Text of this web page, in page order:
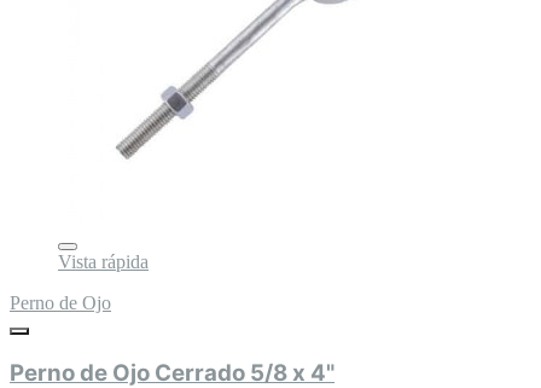
Vista rápida
Perno de Ojo
Perno de Ojo Cerrado 5/8 x 4"